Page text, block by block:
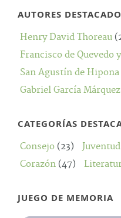
AUTORES
Henry David Thoreau
Francisco de Quevedo
San Agustín de Hipona
Gabriel García Márquez
CATEGORÍAS
Consejo (23) Juventud
Corazón (47)
JUEGO DE MEMORIA